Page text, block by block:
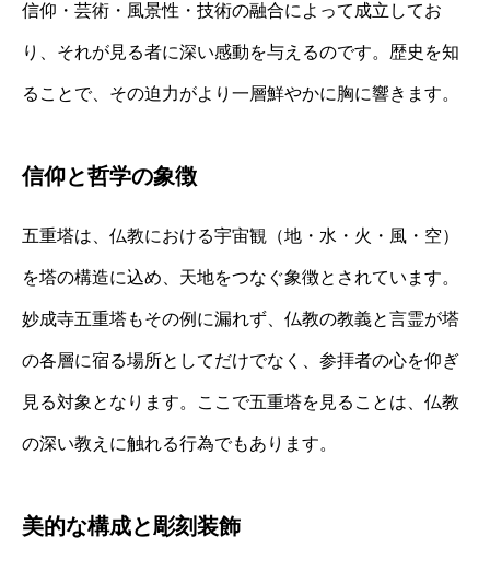
信仰・芸術・風景性・技術の融合によって成立してお
り、それが見る者に深い感動を与えるのです。歴史を知
ることで、その迫力がより一層鮮やかに胸に響きます。
信仰と哲学の象徴
五重塔は、仏教における宇宙観（地・水・火・風・空）
を塔の構造に込め、天地をつなぐ象徴とされています。
妙成寺五重塔もその例に漏れず、仏教の教義と言霊が塔
の各層に宿る場所としてだけでなく、参拝者の心を仰ぎ
見る対象となります。ここで五重塔を見ることは、仏教
の深い教えに触れる行為でもあります。
美的な構成と彫刻装飾